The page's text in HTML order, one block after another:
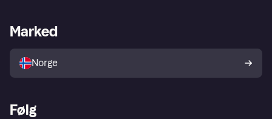
Utforsk butikker
Merchant portal
Marked
Norge
Følg